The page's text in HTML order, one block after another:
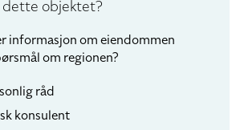
objektet?
informasjon om eiendommen
om regionen?
råd
konsulent